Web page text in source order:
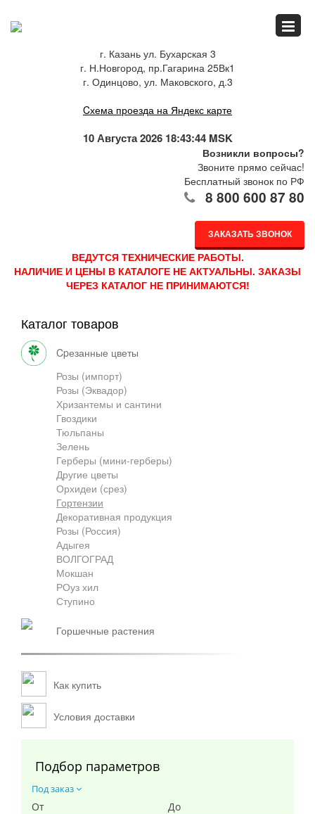
г. Казань ул. Бухарская 3
г. Н.Новгород, пр.Гагарина 25Вк1
г. Одинцово, ул. Маковского, д.3
Cхема проезда на Яндекс карте
10 Августа 2026 18:43:45 MSK
Возникли вопросы?
Звоните прямо сейчас!
Бесплатный звонок по РФ
8 800 600 87 80
ЗАКАЗАТЬ ЗВОНОК
Спец.предложения
Как купить
Доставка
Грузоперевозки
Контакты
Франшиза
ВЕДУТСЯ ТЕХНИЧЕСКИЕ РАБОТЫ.
НАЛИЧИЕ И ЦЕНЫ В КАТАЛОГЕ НЕ АКТУАЛЬНЫ. ЗАКАЗЫ
ЧЕРЕЗ КАТАЛОГ НЕ ПРИНИМАЮТСЯ!
Каталог товаров
cpезанные цветы
Розы (импорт)
Розы (Эквадор)
Хризантемы и сантини
Гвоздики
Тюльпаны
Зелень
Герберы (мини-герберы)
Другие цветы
Орхидеи (срез)
Гортензии
Декоративная продукция
Розы (Россия)
Адыгея
ВОЛГОГРАД
Мокшан
РОуз хил
Ступино
горшечные растения
Как купить
Условия доставки
Подбор параметров
Под заказ
От До